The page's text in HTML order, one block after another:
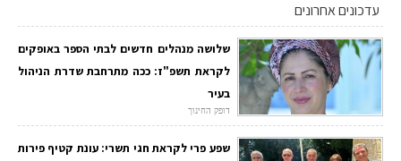
עדכונים אחרונים
שלושה מנהלים חדשים לבתי הספר באופקים
לקראת תשפ"ז: ככה מתרחבת שדרת הניהול
בעיר
דופק החינוך
שפע פרי לקראת חגי תשרי: עונת קטיף פירות